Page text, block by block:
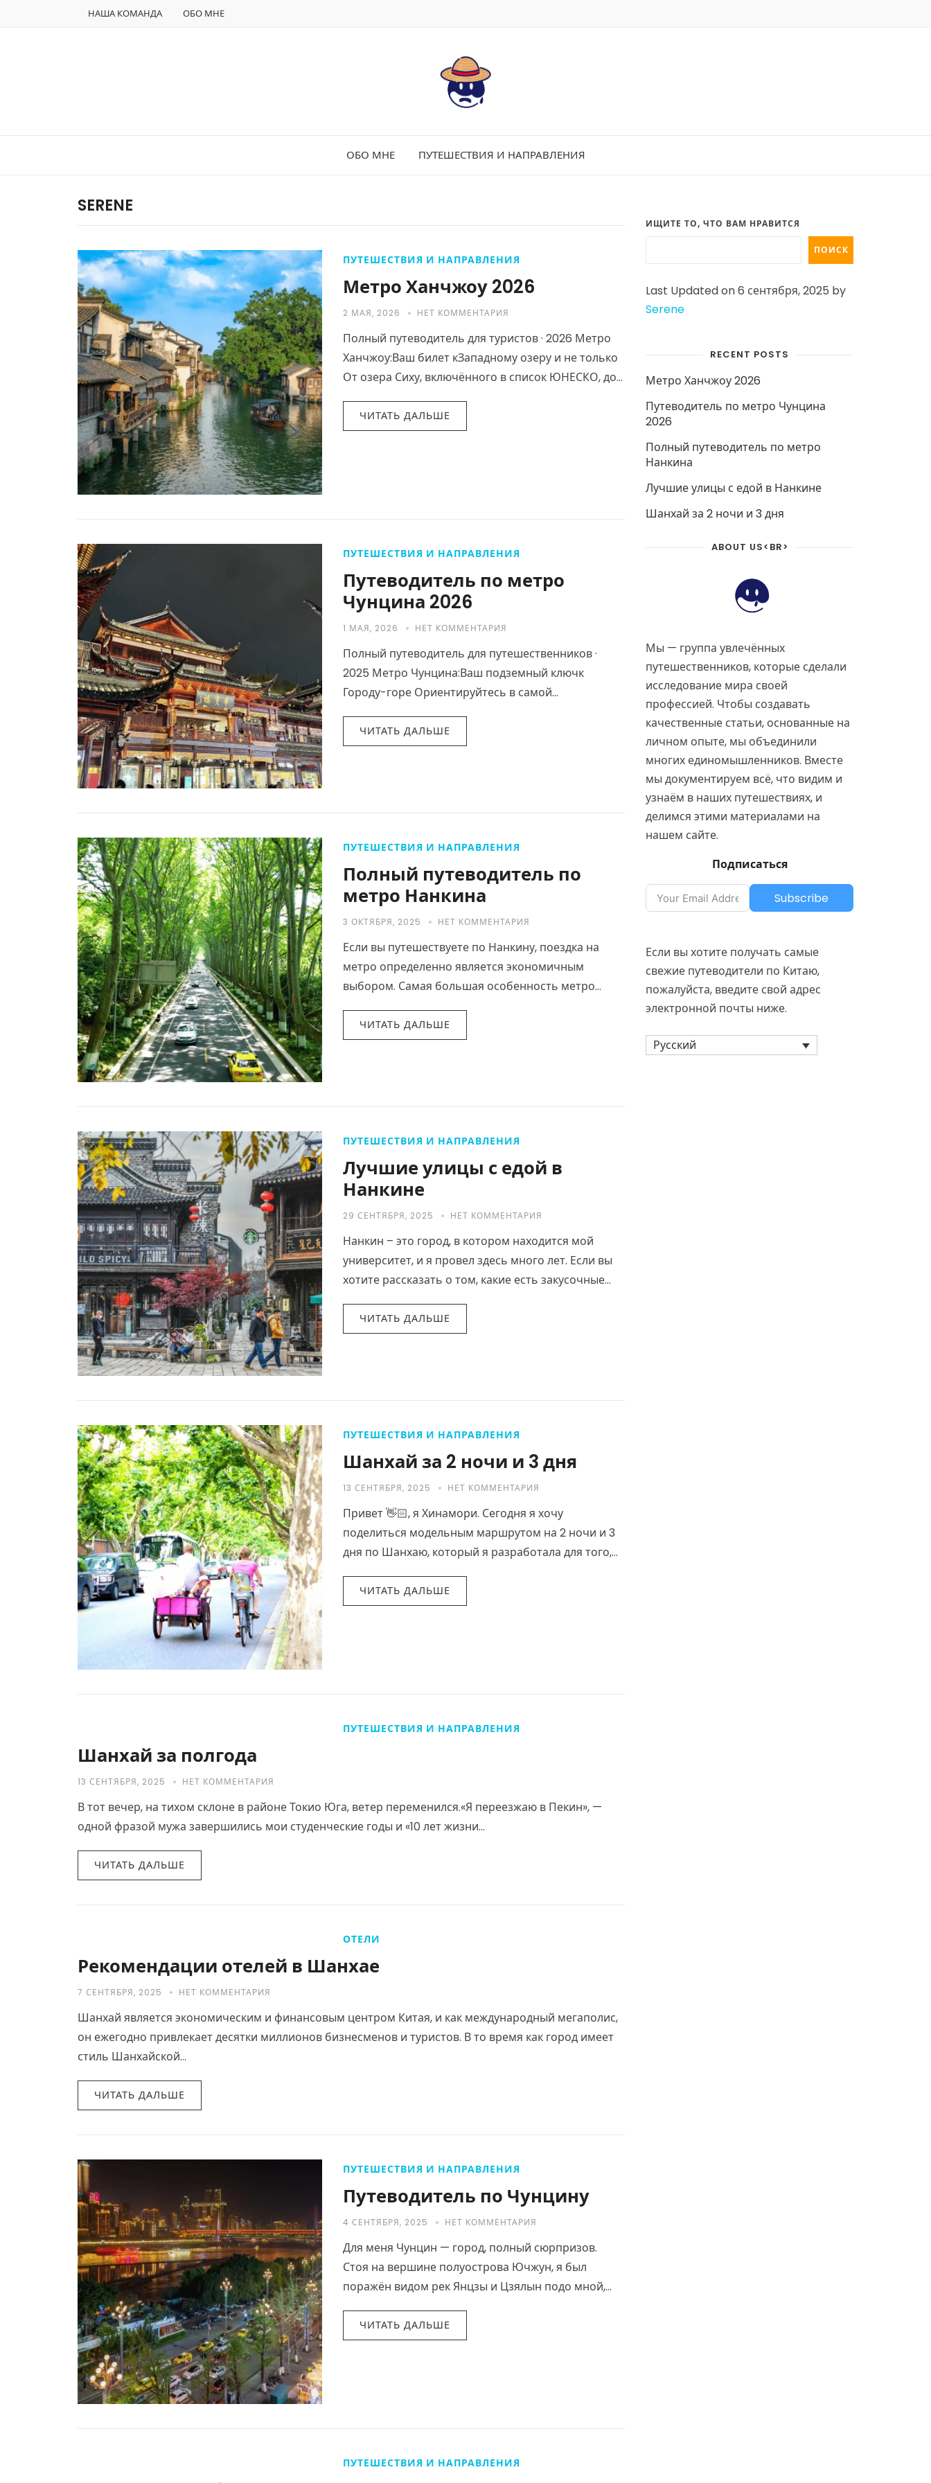
НАША КОМАНДА ОБО МНЕ
ОБО МНЕ ПУТЕШЕСТВИЯ И НАПРАВЛЕНИЯ
SERENE
ПУТЕШЕСТВИЯ И НАПРАВЛЕНИЯ
Метро Ханчжоу 2026
2 МАЯ, 2026 НЕТ КОММЕНТАРИЯ
Полный путеводитель для туристов · 2026 Метро
Ханчжоу:Ваш билет кЗападному озеру и не только
От озера Сиху, включённого в список ЮНЕСКО, до
ЧИТАТЬ ДАЛЬШЕ
ПУТЕШЕСТВИЯ И НАПРАВЛЕНИЯ
Путеводитель по метро
Чунцина 2026
1 МАЯ, 2026 НЕТ КОММЕНТАРИЯ
Полный путеводитель для путешественников ·
2025 Метро Чунцина:Ваш подземный ключк
Городу-горе Ориентируйтесь в самой
горы, над реками, через семнадцать линий…
ЧИТАТЬ ДАЛЬШЕ
ПУТЕШЕСТВИЯ И НАПРАВЛЕНИЯ
Полный путеводитель по
метро Нанкина
3 ОКТЯБРЯ, 2025 НЕТ КОММЕНТАРИЯ
Если вы путешествуете по Нанкину, поездка на
метро определенно является экономичным
выбором. Самая большая особенность метро
линии разумна и удобна для…
ЧИТАТЬ ДАЛЬШЕ
ПУТЕШЕСТВИЯ И НАПРАВЛЕНИЯ
Лучшие улицы с едой в
Нанкине
29 СЕНТЯБРЯ, 2025 НЕТ КОММЕНТАРИЯ
Нанкин – это город, в котором находится мой
университет, и я провел здесь много лет. Если вы
хотите рассказать о том, какие есть закусочные
ЧИТАТЬ ДАЛЬШЕ
ПУТЕШЕСТВИЯ И НАПРАВЛЕНИЯ
Шанхай за 2 ночи и 3 дня
13 СЕНТЯБРЯ, 2025 НЕТ КОММЕНТАРИЯ
Привет 👋🏻, я Хинамори. Сегодня я хочу
поделиться модельным маршрутом на 2 ночи и 3
дня по Шанхаю, который я разработала для того,
ЧИТАТЬ ДАЛЬШЕ
ПУТЕШЕСТВИЯ И НАПРАВЛЕНИЯ
Шанхай за полгода
13 СЕНТЯБРЯ, 2025 НЕТ КОММЕНТАРИЯ
В тот вечер, на тихом склоне в районе Токио Юга, ветер переменился.«Я переезжаю в Пекин», —
одной фразой мужа завершились мои студенческие годы и «10 лет жизни…
ЧИТАТЬ ДАЛЬШЕ
ОТЕЛИ
Рекомендации отелей в Шанхае
7 СЕНТЯБРЯ, 2025 НЕТ КОММЕНТАРИЯ
Шанхай является экономическим и финансовым центром Китая, и как международный мегаполис,
он ежегодно привлекает десятки миллионов бизнесменов и туристов. В то время как город имеет
стиль Шанхайской…
ЧИТАТЬ ДАЛЬШЕ
ПУТЕШЕСТВИЯ И НАПРАВЛЕНИЯ
Путеводитель по Чунцину
4 СЕНТЯБРЯ, 2025 НЕТ КОММЕНТАРИЯ
Для меня Чунцин — город, полный сюрпризов.
Стоя на вершине полуострова Ючжун, я был
поражён видом рек Янцзы и Цзялын подо мной,
ЧИТАТЬ ДАЛЬШЕ
ПУТЕШЕСТВИЯ И НАПРАВЛЕНИЯ
ИЩИТЕ ТО, ЧТО ВАМ НРАВИТСЯ
ПОИСК
Last Updated on 6 сентября, 2025 by
Serene
RECENT POSTS
Метро Ханчжоу 2026
Путеводитель по метро Чунцина
2026
Полный путеводитель по метро
Нанкина
Лучшие улицы с едой в Нанкине
Шанхай за 2 ночи и 3 дня
ABOUT US<BR>
Мы — группа увлечённых
путешественников, которые сделали
исследование мира своей
профессией. Чтобы создавать
качественные статьи, основанные на
личном опыте, мы объединили
многих единомышленников. Вместе
мы документируем всё, что видим и
узнаём в наших путешествиях, и
делимся этими материалами на
нашем сайте.
Подписаться
Subscribe
Если вы хотите получать самые
свежие путеводители по Китаю,
пожалуйста, введите свой адрес
электронной почты ниже.
Русский